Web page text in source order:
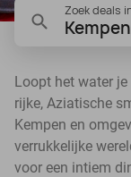
Zoek deals
Kempen
Loopt het water
rijke, Aziatische
Kempen en
verrukkelijke
voor een intiem